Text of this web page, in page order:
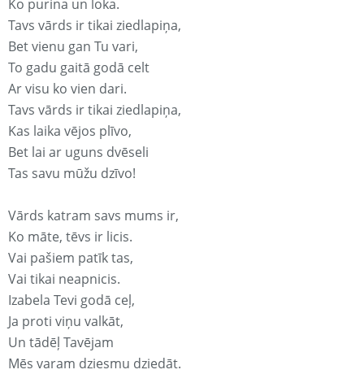
Ko purina un loka.
Tavs vārds ir tikai ziedlapiņa,
Bet vienu gan Tu vari,
To gadu gaitā godā celt
Ar visu ko vien dari.
Tavs vārds ir tikai ziedlapiņa,
Kas laika vējos plīvo,
Bet lai ar uguns dvēseli
Tas savu mūžu dzīvo!
Vārds katram savs mums ir,
Ko māte, tēvs ir licis.
Vai pašiem patīk tas,
Vai tikai neapnicis.
Izabela Tevi godā ceļ,
Ja proti viņu valkāt,
Un tādēļ Tavējam
Mēs varam dziesmu dziedāt.